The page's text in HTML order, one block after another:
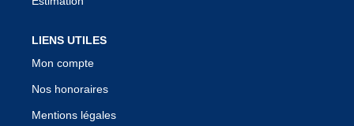
LIENS UTILES
Mon compte
Nos honoraires
Mentions légales